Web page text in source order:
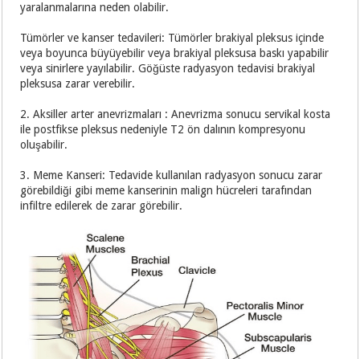
yaralanmalarına neden olabilir.
Tümörler ve kanser tedavileri: Tümörler brakiyal pleksus içinde
veya boyunca büyüyebilir veya brakiyal pleksusa baskı yapabilir
veya sinirlere yayılabilir. Göğüste radyasyon tedavisi brakiyal
pleksusa zarar verebilir.
2. Aksiller arter anevrizmaları : Anevrizma sonucu servikal kosta
ile postfikse pleksus nedeniyle T2 ön dalının kompresyonu
oluşabilir.
3. Meme Kanseri: Tedavide kullanılan radyasyon sonucu zarar
görebildiği gibi meme kanserinin malign hücreleri tarafından
infiltre edilerek de zarar görebilir.